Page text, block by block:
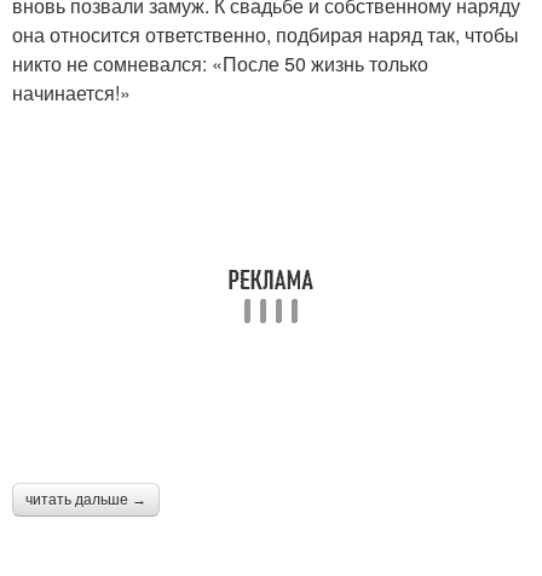
она относится ответственно, подбирая наряд так, чтобы
никто не сомневался: «После 50 жизнь только
начинается!»
читать дальше →